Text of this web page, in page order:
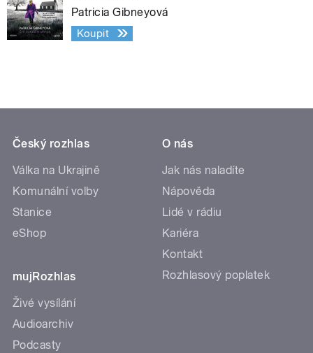
Patricia Gibneyová
Koupit
Český rozhlas
Válka na Ukrajině
Komunální volby
Stanice
eShop
mujRozhlas
Živé vysílání
Audioarchiv
Podcasty
O nás
Jak nás naladíte
Nápověda
Lidé v rádiu
Kariéra
Kontakt
Rozhlasový poplatek